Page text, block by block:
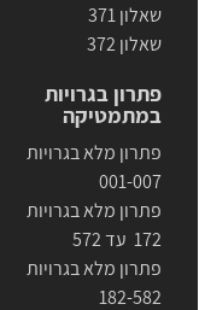
שאלון 371
שאלון 372
פתרון בגרויות
במתמטיקה
פתרון מלא בגרויות
001-007
פתרון מלא בגרויות
172 עד 572
פתרון מלא בגרויות
182-582